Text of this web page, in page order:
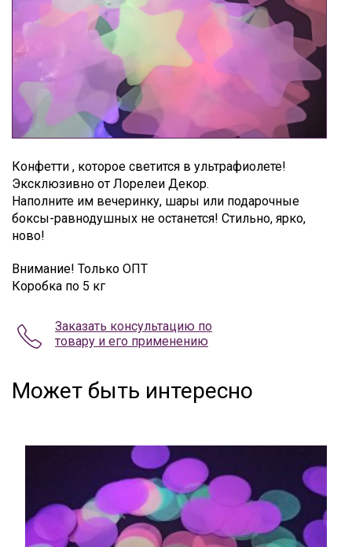
Конфетти , которое светится в ультрафиолете!
Эксклюзивно от Лорелеи Декор.
Наполните им вечеринку, шары или подарочные
боксы-равнодушных не останется! Стильно, ярко,
ново!
Внимание! Только ОПТ
Коробка по 5 кг
Заказать консультацию по
товару и его применению
Может быть интересно